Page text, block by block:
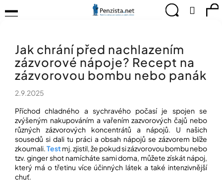
na
TIPY
PRO
PEVNÉ
ZDRAVÍ
PRO
RADOST
OBJEVUJTE
TVOŘTE
NÁMI
Hledat
Menu
Jak chrání před nachlazením
zázvorové nápoje? Recept na
zázvorovou bombu nebo panák
2.9.2025
Příchod chladného a sychravého počasí je spojen se
zvýšeným nakupováním a vařením zazvorových čajů nebo
různých zázvorových koncentrátů a nápojů. U našich
sousedů si dali tu práci a obsah nápojů se zázvorem blíže
zkoumali.Testmj. zjistil, že pokud si zázvorovou bombu nebo
tzv. ginger shot namícháte sami doma, můžete získát nápoj,
který má o třetinu více účinných látek a také intenzivnější
chuť.
o
C
o
p
e
b
u
e
e